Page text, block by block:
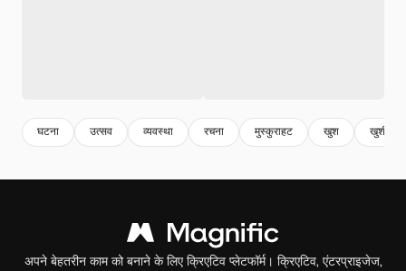
घटना उत्सव व्यवस्था रचना मुस्कुराहट खुश खुशी
अपने बेहतरीन काम को बनाने के लिए क्रिएटिव प्लेटफॉर्म। क्रिएटिव, एंटरप्राइजेज,